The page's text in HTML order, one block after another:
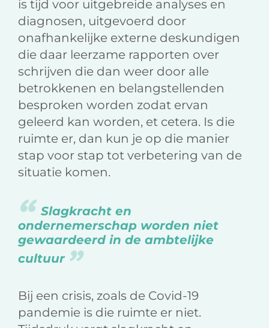
is tijd voor uitgebreide analyses en
diagnosen, uitgevoerd door
onafhankelijke externe deskundigen
die daar leerzame rapporten over
schrijven die dan weer door alle
betrokkenen en belangstellenden
besproken worden zodat ervan
geleerd kan worden, et cetera. Is die
ruimte er, dan kun je op die manier
stap voor stap tot verbetering van de
situatie komen.
Slagkracht en
ondernemerschap worden niet
gewaardeerd in de ambtelijke
cultuur
Bij een crisis, zoals de Covid-19
pandemie is die ruimte er niet.